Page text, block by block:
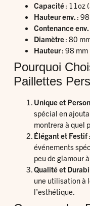
Capacité: 11oz
Hauteur env. :
Contenance env.
Diamètre: 80
Hauteur: 98 mm
Pourquoi
Paillettes
Unique et
spécial en
montrera à quel
Élégant et Festif
événements
peu de glamour
Qualité et
une utilisation à
l’esthétique.